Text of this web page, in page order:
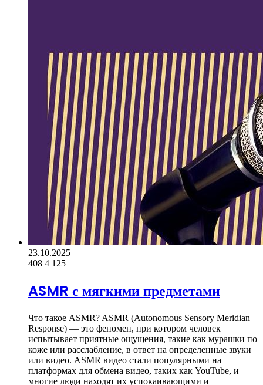
23.10.2025
408 4 125
ASMR с мягкими предметами
Что такое ASMR? ASMR (Autonomous Sensory Meridian
Response) — это феномен, при котором человек
испытывает приятные ощущения, такие как мурашки по
коже или расслабление, в ответ на определенные звуки
или видео. ASMR видео стали популярными на
платформах для обмена видео, таких как YouTube, и
многие люди находят их успокаивающими и